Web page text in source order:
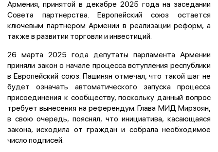
Армения, принятой в декабре 2025 года на заседании
Совета партнерства. Европейский союз остается
ключевым партнером Армении в реализации реформ, а
также в развитии торговли и инвестиций.
26 марта 2025 года депутаты парламента Армении
приняли закон о начале процесса вступления республики
в Европейский союз. Пашинян отмечал, что такой шаг не
будет означать автоматического запуска процесса
присоединения к сообществу, поскольку данный вопрос
требует вынесения на референдум. Глава МИД Мирзоян,
в свою очередь, пояснял, что инициатива, касающаяся
закона, исходила от граждан и собрала необходимое
число подписей.